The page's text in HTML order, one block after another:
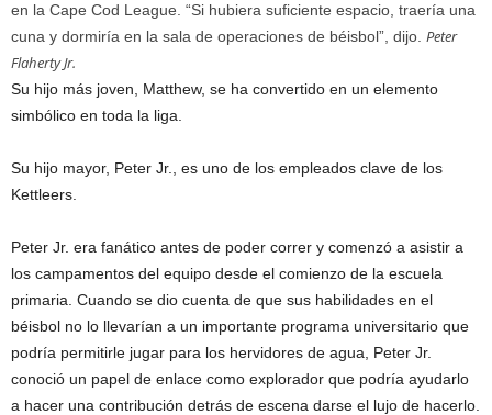
en la Cape Cod League. “Si hubiera suficiente espacio, traería una
cuna y dormiría en la sala de operaciones de béisbol”, dijo. Peter
Flaherty Jr.
Su hijo más joven, Matthew, se ha convertido en un elemento
simbólico en toda la liga.
Su hijo mayor, Peter Jr., es uno de los empleados clave de los
Kettleers.
Peter Jr. era fanático antes de poder correr y comenzó a asistir a
los campamentos del equipo desde el comienzo de la escuela
primaria. Cuando se dio cuenta de que sus habilidades en el
béisbol no lo llevarían a un importante programa universitario que
podría permitirle jugar para los hervidores de agua, Peter Jr.
conoció un papel de enlace como explorador que podría ayudarlo
a hacer una contribución detrás de escena darse el lujo de hacerlo.